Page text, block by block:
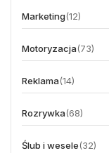
Marketing(12)
Motoryzacja(73)
Reklama(14)
Rozrywka(68)
Ślub i wesele(32)